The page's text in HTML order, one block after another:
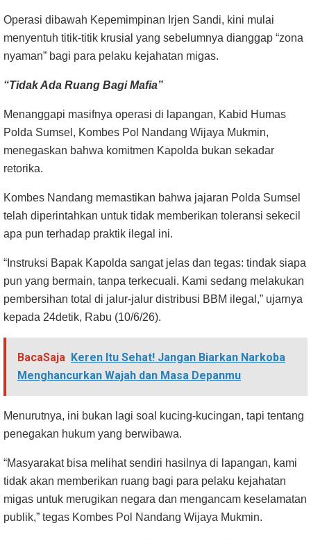
Operasi dibawah Kepemimpinan Irjen Sandi, kini mulai
menyentuh titik-titik krusial yang sebelumnya dianggap “zona
nyaman” bagi para pelaku kejahatan migas.
“Tidak Ada Ruang Bagi Mafia”
Menanggapi masifnya operasi di lapangan, Kabid Humas
Polda Sumsel, Kombes Pol Nandang Wijaya Mukmin,
menegaskan bahwa komitmen Kapolda bukan sekadar
retorika.
Kombes Nandang memastikan bahwa jajaran Polda Sumsel
telah diperintahkan untuk tidak memberikan toleransi sekecil
apa pun terhadap praktik ilegal ini.
“Instruksi Bapak Kapolda sangat jelas dan tegas: tindak siapa
pun yang bermain, tanpa terkecuali. Kami sedang melakukan
pembersihan total di jalur-jalur distribusi BBM ilegal,” ujarnya
kepada 24detik, Rabu (10/6/26).
BacaSaja Keren Itu Sehat! Jangan Biarkan Narkoba
Menghancurkan Wajah dan Masa Depanmu
Menurutnya, ini bukan lagi soal kucing-kucingan, tapi tentang
penegakan hukum yang berwibawa.
“Masyarakat bisa melihat sendiri hasilnya di lapangan, kami
tidak akan memberikan ruang bagi para pelaku kejahatan
migas untuk merugikan negara dan mengancam keselamatan
publik,” tegas Kombes Pol Nandang Wijaya Mukmin.